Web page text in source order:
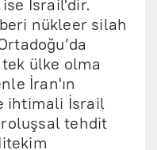
ise İsrail'dir.
nükleer silah
ülke olma
İran'ın
ihtimali İsrail
tehdit